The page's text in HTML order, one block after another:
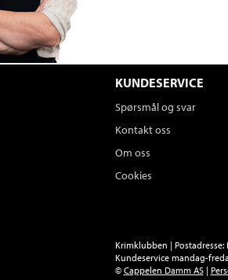
KUNDESERVICE
Spørsmål og svar
Kontakt oss
Om oss
Cookies
Krimklubben | Postadresse:
Kundeservice mandag-
© Cappelen Damm AS|